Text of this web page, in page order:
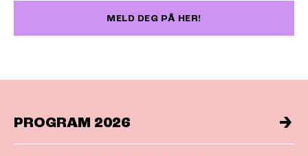
MELD DEG PÅ HER!
PROGRAM 2026